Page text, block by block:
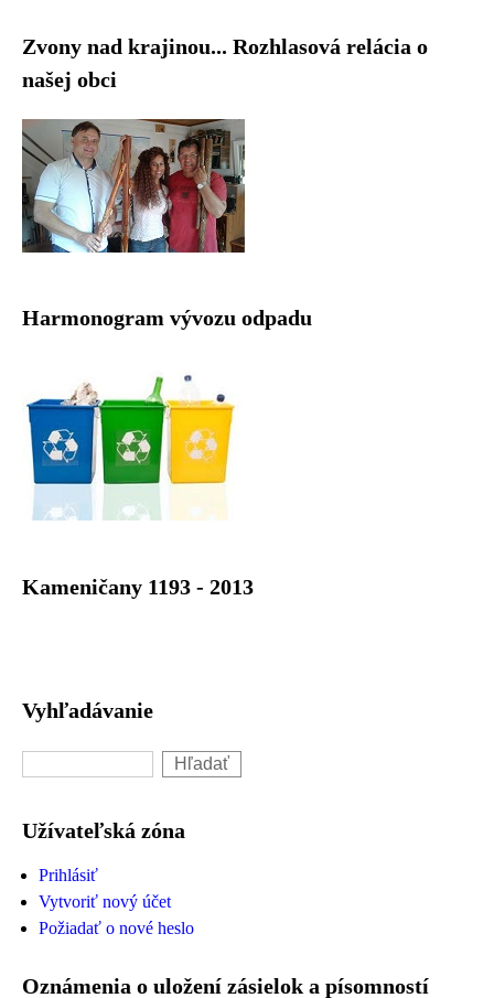
Zvony nad krajinou... Rozhlasová relácia o
našej obci
Harmonogram vývozu odpadu
Kameničany 1193 - 2013
Vyhľadávanie
Hľadať
Užívateľská zóna
Prihlásiť
Vytvoriť nový účet
Požiadať o nové heslo
Oznámenia o uložení zásielok a písomností